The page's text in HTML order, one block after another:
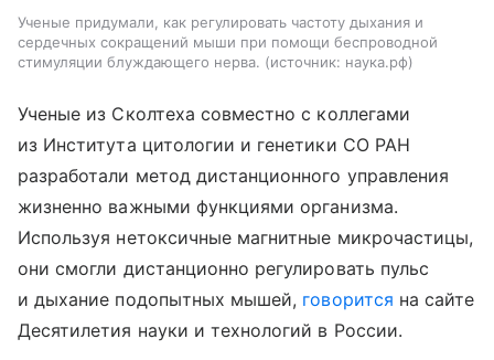
Ученые придумали, как регулировать частоту дыхания и
сердечных сокращений мыши при помощи беспроводной
стимуляции блуждающего нерва.
источник: наука.рф
Ученые из Сколтеха совместно с коллегами
из Института цитологии и генетики СО РАН
разработали метод дистанционного управления
жизненно важными функциями организма.
Используя нетоксичные магнитные микрочастицы,
они смогли дистанционно регулировать пульс
и дыхание подопытных мышей, говорится на сайте
Десятилетия науки и технологий в России.